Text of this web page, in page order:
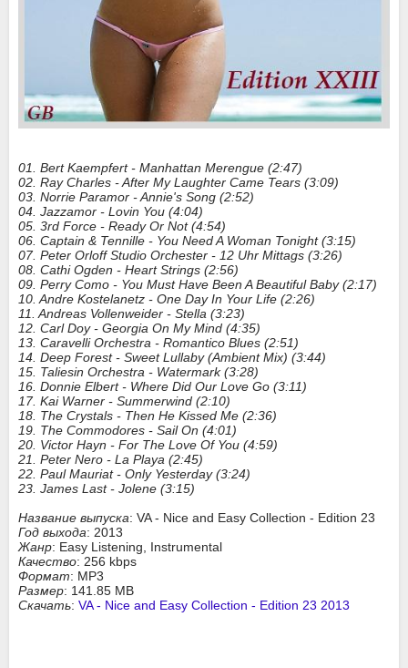
01. Bert Kaempfert - Manhattan Merengue (2:47)
02. Ray Charles - After My Laughter Came Tears (3:09)
03. Norrie Paramor - Annie's Song (2:52)
04. Jazzamor - Lovin You (4:04)
05. 3rd Force - Ready Or Not (4:54)
06. Captain & Tennille - You Need A Woman Tonight (3:15)
07. Peter Orloff Studio Orchester - 12 Uhr Mittags (3:26)
08. Cathi Ogden - Heart Strings (2:56)
09. Perry Como - You Must Have Been A Beautiful Baby (2:17)
10. Andre Kostelanetz - One Day In Your Life (2:26)
11. Andreas Vollenweider - Stella (3:23)
12. Carl Doy - Georgia On My Mind (4:35)
13. Caravelli Orchestra - Romantico Blues (2:51)
14. Deep Forest - Sweet Lullaby (Ambient Mix) (3:44)
15. Taliesin Orchestra - Watermark (3:28)
16. Donnie Elbert - Where Did Our Love Go (3:11)
17. Kai Warner - Summerwind (2:10)
18. The Crystals - Then He Kissed Me (2:36)
19. The Commodores - Sail On (4:01)
20. Victor Hayn - For The Love Of You (4:59)
21. Peter Nero - La Playa (2:45)
22. Paul Mauriat - Only Yesterday (3:24)
23. James Last - Jolene (3:15)
Название выпуска: VA - Nice and Easy Collection - Edition 23
Год выхода: 2013
Жанр: Easy Listening, Instrumental
Качество: 256 kbps
Формат: MP3
Размер: 141.85 MB
Скачать: VA - Nice and Easy Collection - Edition 23 2013